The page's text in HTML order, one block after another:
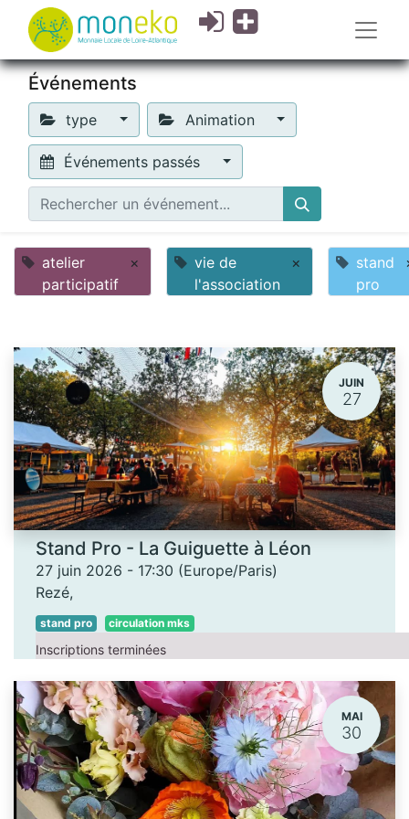
Événements
type Animation
Événements passés
atelier
participatif
×
vie de
l'association
×
stand
pro
JUIN
27
Stand Pro - La Guiguette à Léon
27 juin 2026 - 17:30 (Europe/Paris)
Rezé,
stand pro circulation mks
Inscriptions terminées
MAI
30